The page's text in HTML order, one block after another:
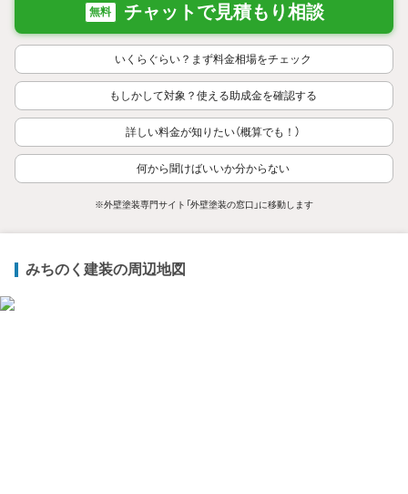
無料 チャットで見積もり相談
いくらぐらい？まず料金相場をチェック
もしかして対象？使える助成金を確認する
詳しい料金が知りたい（概算でも！）
何から聞けばいいか分からない
※外壁塗装専門サイト「外壁塗装の窓口」に移動します
みちのく建装の周辺地図